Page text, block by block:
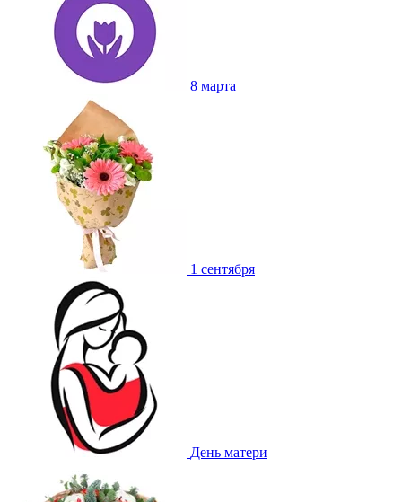
8 марта
1 сентября
День матери